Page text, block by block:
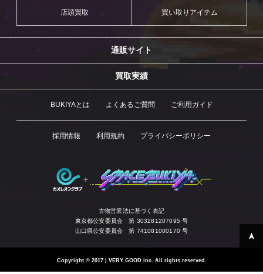
店頭買取 買い取りアイテム
通販サイト
買取実績
BUKIYAとは よくあるご質問 ご利用ガイド
採用情報 利用規約 プライバシーポリシー
古物営業法に基づく表記
東京都公安委員会 第 303281207095 号
山口県公安委員会 第 741081000170 号
Copyright ©2017 | VERY GOOD inc. All rights reserved.